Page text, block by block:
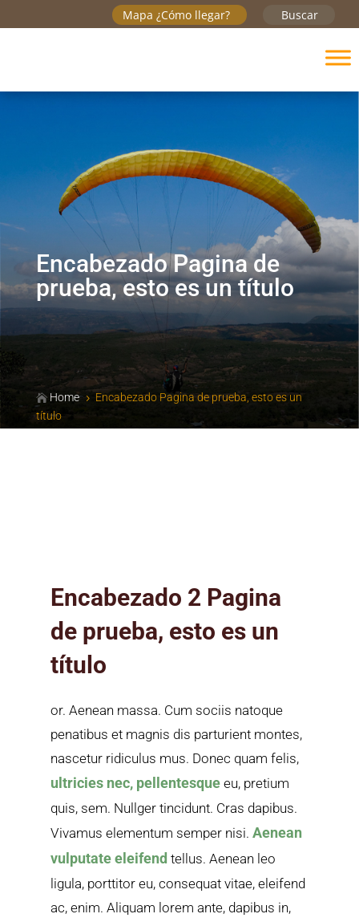
Buscar
Mapa ¿Cómo llegar?
Encabezado Pagina de
prueba, esto es un título
 Home 5 Encabezado Pagina de prueba, esto es un
título
Encabezado 2 Pagina
de prueba, esto es un
título
or. Aenean massa. Cum sociis natoque
penatibus et magnis dis parturient montes,
nascetur ridiculus mus. Donec quam felis,
ultricies nec, pellentesqueeu, pretium
quis, sem. Nullger tincidunt. Cras dapibus.
Vivamus elementum semper nisi. Aenean
vulputate eleifend tellus. Aenean leo
ligula, porttitor eu, consequat vitae, eleifend
ac, enim. Aliquam lorem ante, dapibus in,